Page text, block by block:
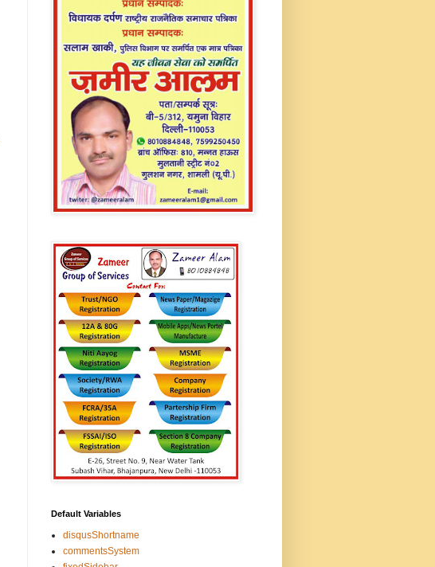
Default Variables
disqusShortname
commentsSystem